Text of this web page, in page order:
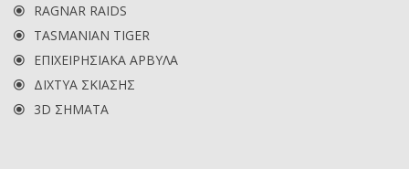
RAGNAR RAIDS
TASMANIAN TIGER
ΕΠΙΧΕΙΡΗΣΙΑΚΑ ΑΡΒΥΛΑ
ΔΙΧΤΥΑ ΣΚΙΑΣΗΣ
3D ΣΗΜΑΤΑ